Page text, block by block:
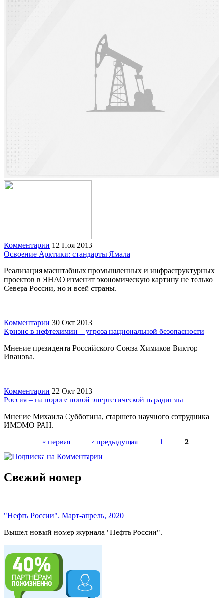
Комментарии 12 Ноя 2013
Освоение Арктики: стандарты Ямала
Реализация масштабных промышленных и инфраструктурных
проектов в ЯНАО изменит экономическую картину не только
Севера России, но и всей страны.
Комментарии 30 Окт 2013
Кризис в нефтехимии – угроза национальной безопасности
Мнение президента Российского Союза Химиков Виктор
Иванова.
Комментарии 22 Окт 2013
Россия – на пороге новой энергетической парадигмы
Мнение Михаила Субботина, старшего научного сотрудника
ИМЭМО РАН.
Страницы
« первая ‹ предыдущая 1 2
Свежий номер
"Нефть России". Март-апрель, 2020
Вышел новый номер журнала "Нефть России".